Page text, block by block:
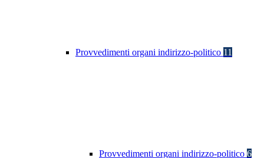
Provvedimenti organi indirizzo-politico 11
Provvedimenti organi indirizzo-politico 6